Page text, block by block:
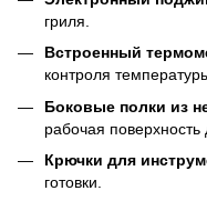
гриля.
Встроенный
контроля
Боковые полки из
рабочая поверхность
Крючки для
готовки.